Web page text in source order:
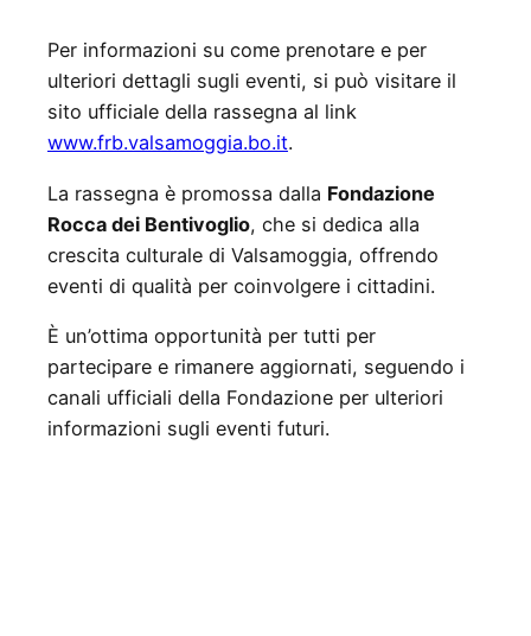
Per informazioni su come prenotare e per
ulteriori dettagli sugli eventi, si può visitare il
sito ufficiale della rassegna al link
www.frb.valsamoggia.bo.it.
La rassegna è promossa dalla Fondazione
Rocca dei Bentivoglio, che si dedica alla
crescita culturale di Valsamoggia, offrendo
eventi di qualità per coinvolgere i cittadini.
È un’ottima opportunità per tutti per
partecipare e rimanere aggiornati, seguendo i
canali ufficiali della Fondazione per ulteriori
informazioni sugli eventi futuri.